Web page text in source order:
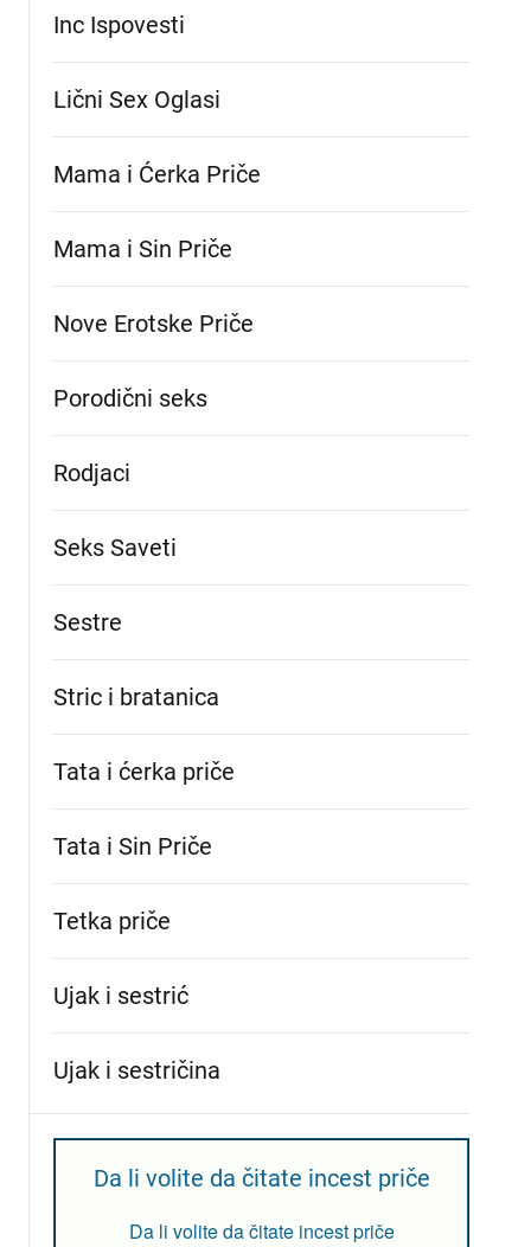
Inc Ispovesti
Lični Sex Oglasi
Mama i Ćerka Priče
Mama i Sin Priče
Nove Erotske Priče
Porodični seks
Rodjaci
Seks Saveti
Sestre
Stric i bratanica
Tata i ćerka priče
Tata i Sin Priče
Tetka priče
Ujak i sestrić
Ujak i sestričina
Da li volite da čitate incest priče
Da li volite da čitate incest priče